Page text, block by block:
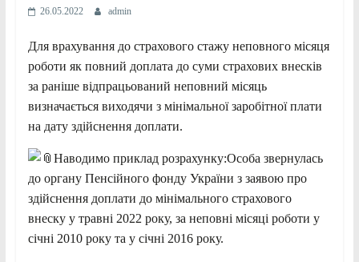
26.05.2022 admin
Для врахування до страхового стажу неповного місяця
роботи як повний доплата до суми страхових внесків
за раніше відпрацьований неповний місяць
визначається виходячи з мінімальної заробітної плати
на дату здійснення доплати.
Наводимо приклад розрахунку:Особа звернулась
до органу Пенсійного фонду України з заявою про
здійснення доплати до мінімального страхового
внеску у травні 2022 року, за неповні місяці роботи у
січні 2010 року та у січні 2016 року.